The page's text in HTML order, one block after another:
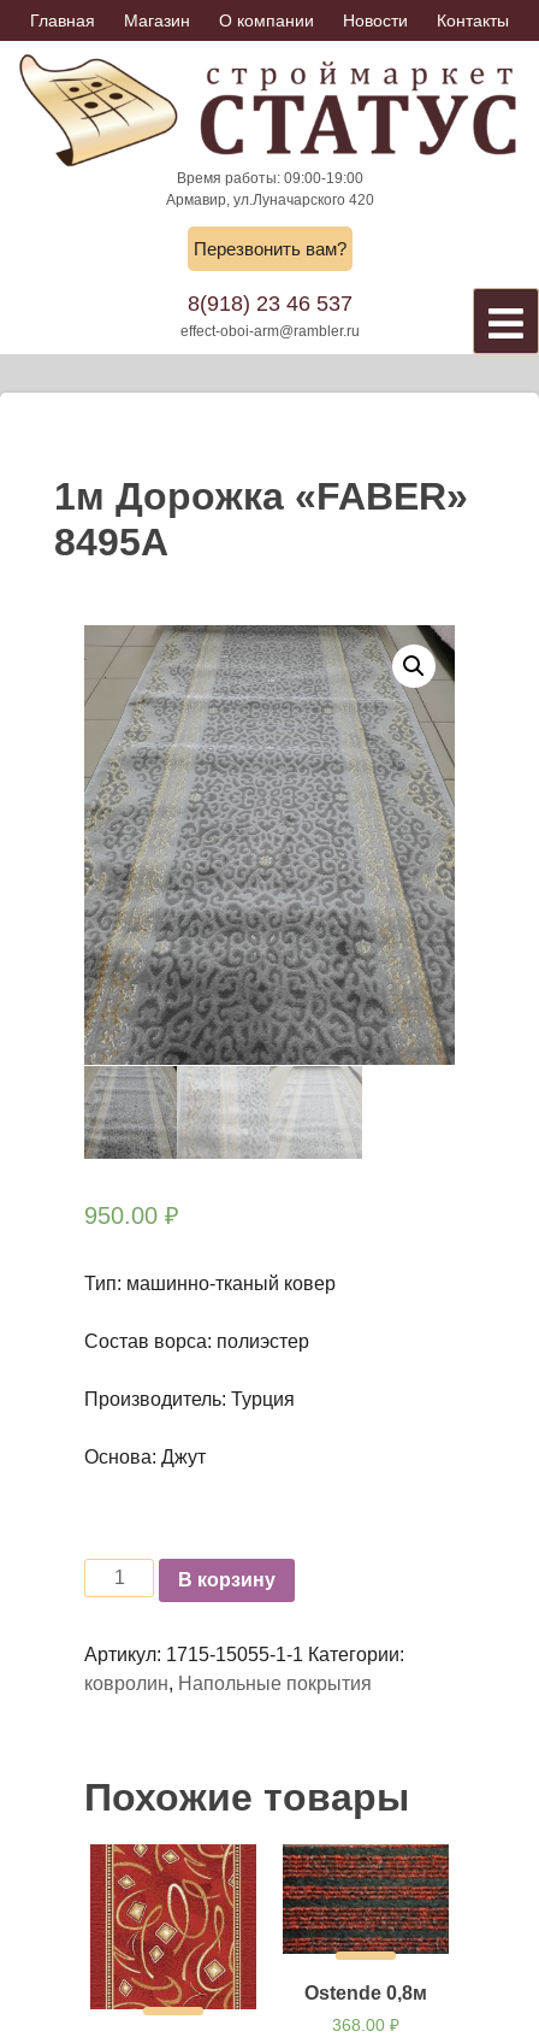
Skip
to
content
Главная Магазин О компании Новости Контакты
Время работы: 09:00-19:00
Армавир, ул.Луначарского 420
Перезвонить вам?
8(918) 23 46 537
effect-oboi-arm@rambler.ru
1м Дорожка «FABER»
8495А
950.00 ₽
Тип: машинно-тканый ковер
Состав ворса: полиэстер
Производитель: Турция
Основа: Джут
КоличествоВ корзину
Артикул: 1715-15055-1-1 Категории:
ковролин, Напольные покрытия
Похожие товары
Ostende 0,8м
368.00₽